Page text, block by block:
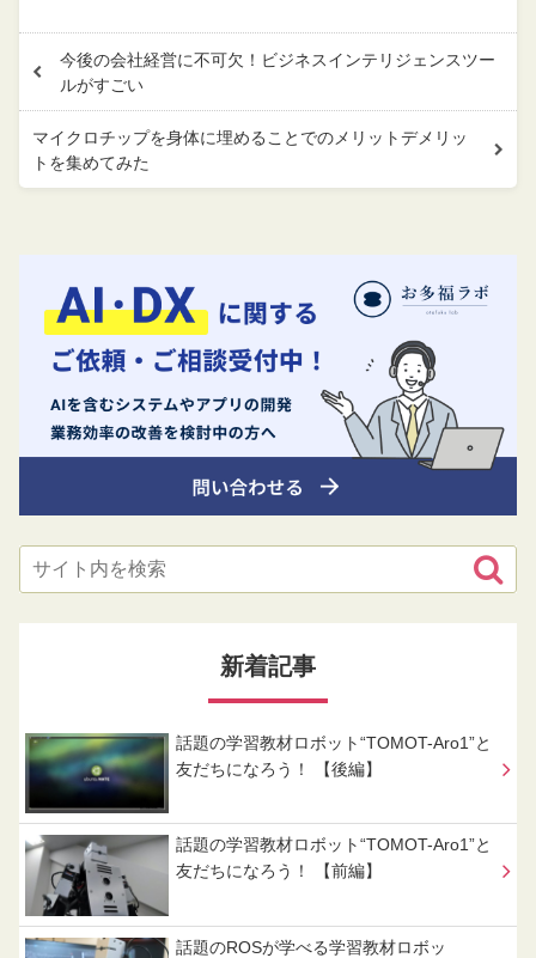
今後の会社経営に不可欠！ビジネスインテリジェンスツー
ルがすごい
マイクロチップを身体に埋めることでのメリットデメリッ
トを集めてみた
新着記事
話題の学習教材ロボット“TOMOT-Aro1”と
友だちになろう！ 【後編】
話題の学習教材ロボット“TOMOT-Aro1”と
友だちになろう！ 【前編】
話題のROSが学べる学習教材ロボッ